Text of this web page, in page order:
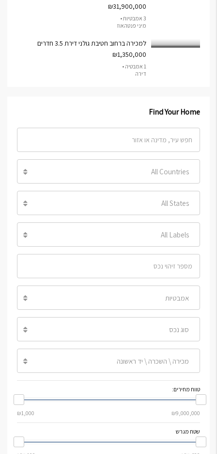
₪31,900,000
3 אמבטיות •
מיני פנטהאוז
למכירה ברחוב חטיבת גולני דירת 3.5 חדרים
₪1,350,000
1 אמבטיה •
דירה
Find Your Home
All Countries
All States
All Labels
אמבטיות
סוג נכס
מכירה \ השכרה \ יד ראשונה
טווח מחירים:
שטח מגרש